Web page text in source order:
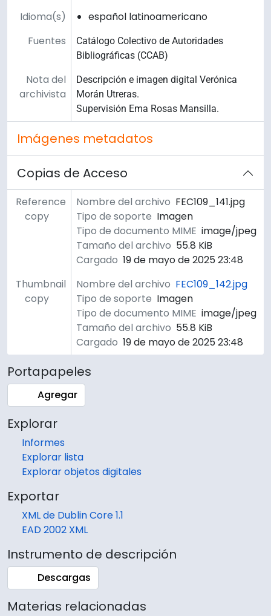
Idioma(s)
español latinoamericano
Fuentes
Catálogo Colectivo de Autoridades
Bibliográficas (CCAB)
Nota del
archivista
Descripción e imagen digital Verónica
Morán Utreras.
Supervisión Ema Rosas Mansilla.
Imágenes metadatos
Copias de Acceso
Reference
copy
Nombre del archivo FEC109_141.jpg
Tipo de soporte Imagen
Tipo de documento MIME image/jpeg
Tamaño del archivo 55.8 KiB
Cargado 19 de mayo de 2025 23:48
Thumbnail
copy
Nombre del archivo FEC109_142.jpg
Tipo de soporte Imagen
Tipo de documento MIME image/jpeg
Tamaño del archivo 55.8 KiB
Cargado 19 de mayo de 2025 23:48
Portapapeles
Agregar
Explorar
Informes
Explorar lista
Explorar objetos digitales
Exportar
XML de Dublin Core 1.1
EAD 2002 XML
Instrumento de descripción
Descargas
Materias relacionadas